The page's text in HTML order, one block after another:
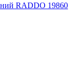
RADDO 19860